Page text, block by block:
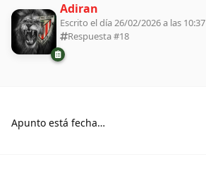
Adiran
Escrito el día 26/02/2026 a las 10:37
Respuesta #18
Apunto está fecha…